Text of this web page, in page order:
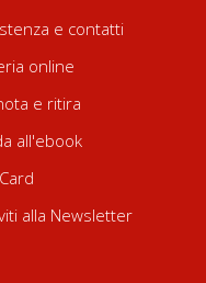
e contatti
online
e ritira
all'ebook
alla Newsletter